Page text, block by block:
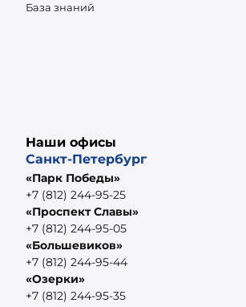
База знаний
Наши офисы
Санкт-Петербург
«Парк Победы»
+7 (812) 244-95-25
«Проспект Славы»
+7 (812) 244-95-05
«Большевиков»
+7 (812) 244-95-44
«Озерки»
+7 (812) 244-95-35